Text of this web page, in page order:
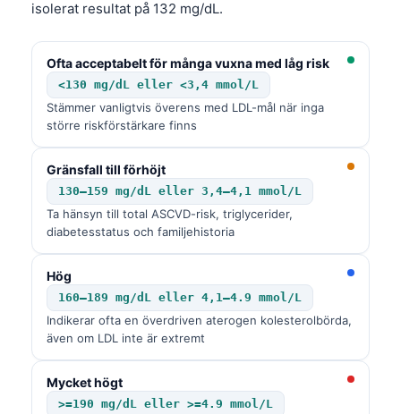
isolerat resultat på 132 mg/dL.
Ofta acceptabelt för många vuxna med låg risk
<130 mg/dL eller <3,4 mmol/L
Stämmer vanligtvis överens med LDL-mål när inga
större riskförstärkare finns
Gränsfall till förhöjt
130–159 mg/dL eller 3,4–4,1 mmol/L
Ta hänsyn till total ASCVD-risk, triglycerider,
diabetesstatus och familjehistoria
Hög
160–189 mg/dL eller 4,1–4.9 mmol/L
Indikerar ofta en överdriven aterogen kolesterolbörda,
även om LDL inte är extremt
Mycket högt
>=190 mg/dL eller >=4.9 mmol/L